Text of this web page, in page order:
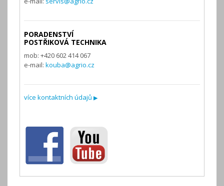
PORADENSTVÍ
POSTŘIKOVÁ TECHNIKA
mob: +420 602 414 067
e-mail: kouba@agrio.cz
více kontaktních údajů ▶